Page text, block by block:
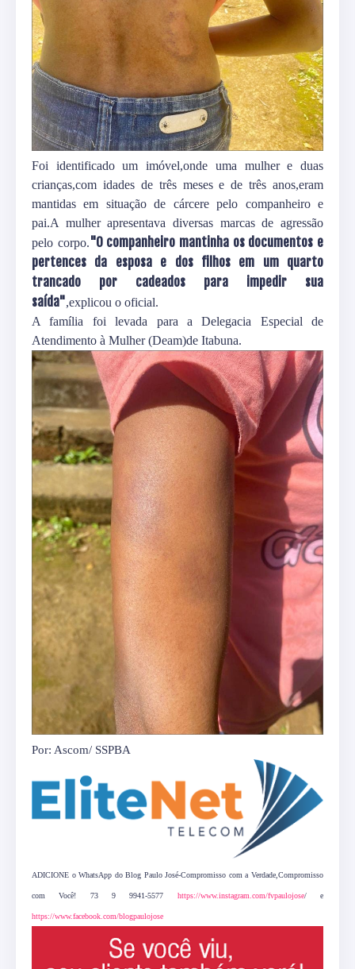
Foi identificado um imóvel,onde uma mulher e duas
crianças,com idades de três meses e de três anos,eram
mantidas em situação de cárcere pelo companheiro e
pai.A mulher apresentava diversas marcas de agressão
pelo corpo."O companheiro mantinha os documentos e
pertences da esposa e dos filhos em um quarto
trancado por cadeados para impedir sua
saída",explicou o oficial.
A família foi levada para a Delegacia Especial de
Atendimento à Mulher (Deam)de Itabuna.
Por: Ascom/ SSPBA
ADICIONE o WhatsApp do Blog Paulo José-Compromisso com a Verdade,Compromisso
com Você! 73 9 9941-5577 https://www.instagram.com/fvpaulojose/ e
https://www.facebook.com/blogpaulojose